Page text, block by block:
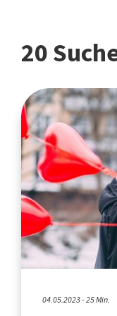
20
04.05.2023 - 25 Min.